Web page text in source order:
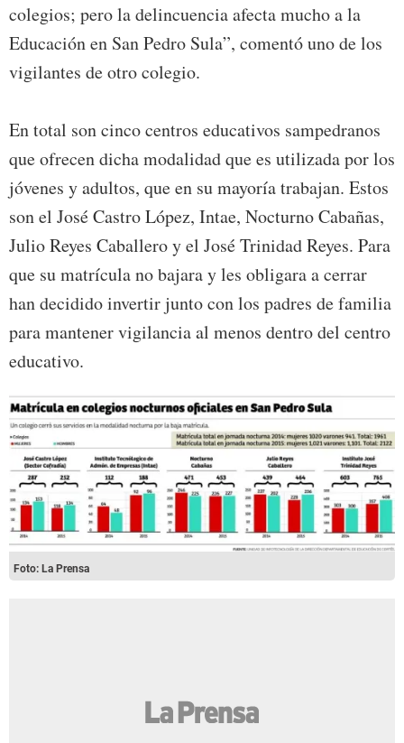
colegios; pero la delincuencia afecta mucho a la
Educación en San Pedro Sula”, comentó uno de los
vigilantes de otro colegio.
En total son cinco centros educativos sampedranos
que ofrecen dicha modalidad que es utilizada por los
jóvenes y adultos, que en su mayoría trabajan. Estos
son el José Castro López, Intae, Nocturno Cabañas,
Julio Reyes Caballero y el José Trinidad Reyes. Para
que su matrícula no bajara y les obligara a cerrar
han decidido invertir junto con los padres de familia
para mantener vigilancia al menos dentro del centro
educativo.
Foto: La Prensa